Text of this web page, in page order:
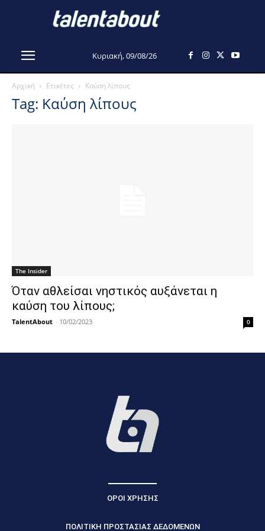
Κυριακή, 09/08/26
Αρχική Ετικέτες Καύση λίπους
Tag: Καύση λίπους
The Insider
Όταν αθλείσαι νηστικός αυξάνεται η
καύση του λίπους;
TalentAbout - 10/02/2023 0
ΟΡΟΙ ΧΡΗΣΗΣ
ΠΟΛΙΤΙΚΗ ΠΡΟΣΤΑΣΙΑΣ ΔΕΔΟΜΕΝΩΝ